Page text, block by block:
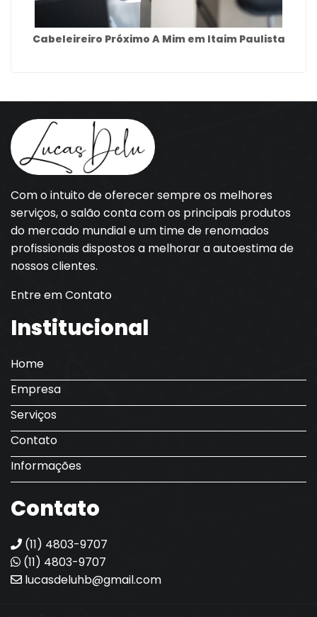
Cabeleireiro Próximo A Mim em Itaim Paulista
Com o intuito de oferecer sempre os melhores
serviços, o salão conta com os principais produtos
do mercado mundial e um time de renomados
profissionais dispostos a melhorar a autoestima de
nossos clientes.
Entre em Contato
Institucional
Home
Empresa
Serviços
Contato
Informações
Contato
(11) 4803-9707
(11) 4803-9707
lucasdeluhb@gmail.com